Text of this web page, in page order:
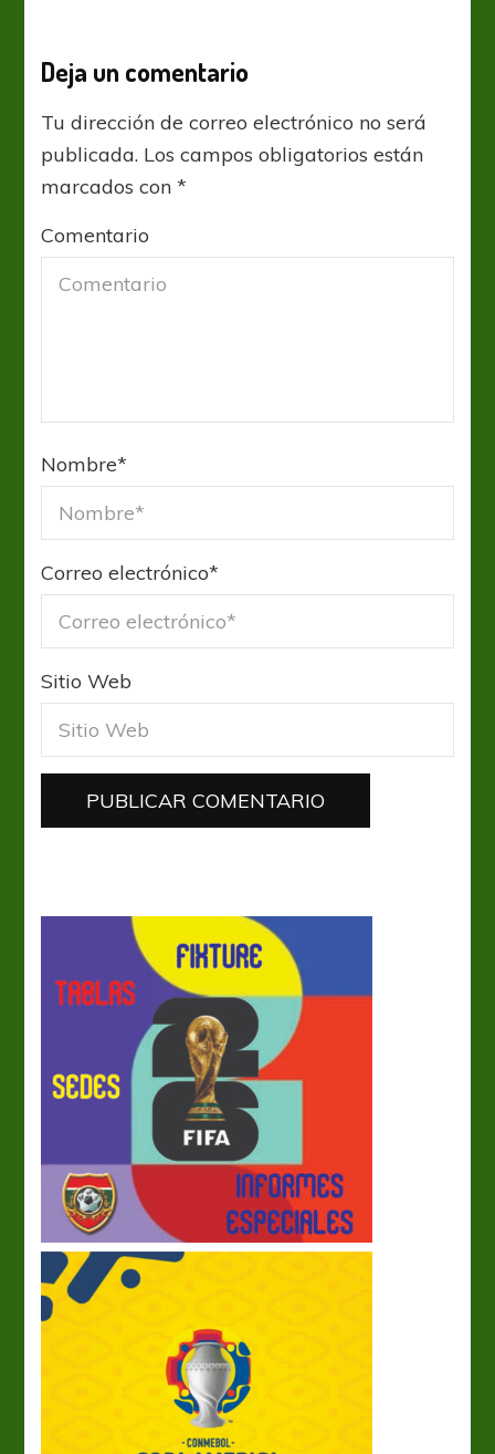
Deja un comentario
Tu dirección de correo electrónico no será
publicada. Los campos obligatorios están
marcados con*
Comentario
Nombre*
Correo electrónico*
Sitio Web